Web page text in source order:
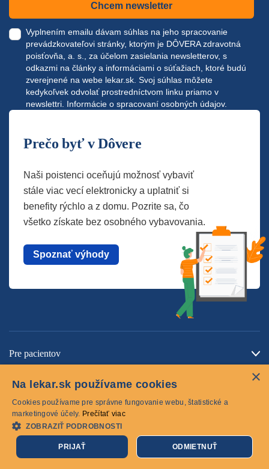
Chcem newsletter
Vyplnením emailu dávam súhlas na jeho spracovanie
prevádzkovateľovi stránky, ktorým je DÔVERA zdravotná
poisťovňa, a. s., za účelom zasielania newsletterov, s
odkazmi na články a informáciami o súťažiach, ktoré budú
zverejnené na webe lekar.sk . Svoj súhlas môžete
kedykoľvek odvolať prostredníctvom linku priamo v
newslettri. Informácie o spracovaní osobných údajov.
Prečo byť v Dôvere
Naši poistenci oceňujú možnosť vybaviť
stále viac vecí elektronicky a uplatniť si
benefity rýchlo a z domu. Pozrite sa, čo
všetko získate bez osobného vybavovania.
Spoznať výhody
Pre pacientov
© 2026 lekar.sk Všetky práva vyhradené
Cookies
×
Na lekar.sk používame cookies
Cookies používame pre správne fungovanie webu, štatistické a
marketingové účely. Prečítať viac
ZOBRAZIŤ PODROBNOSTI
PRIJAŤ ODMIETNUŤ